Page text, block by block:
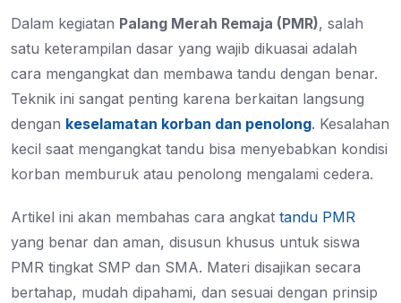
Dalam kegiatan Palang Merah Remaja (PMR), salah
satu keterampilan dasar yang wajib dikuasai adalah
cara mengangkat dan membawa tandu dengan benar.
Teknik ini sangat penting karena berkaitan langsung
dengan keselamatan korban dan penolong. Kesalahan
kecil saat mengangkat tandu bisa menyebabkan kondisi
korban memburuk atau penolong mengalami cedera.
Artikel ini akan membahas cara angkat tandu PMR
yang benar dan aman, disusun khusus untuk siswa
PMR tingkat SMP dan SMA. Materi disajikan secara
bertahap, mudah dipahami, dan sesuai dengan prinsip